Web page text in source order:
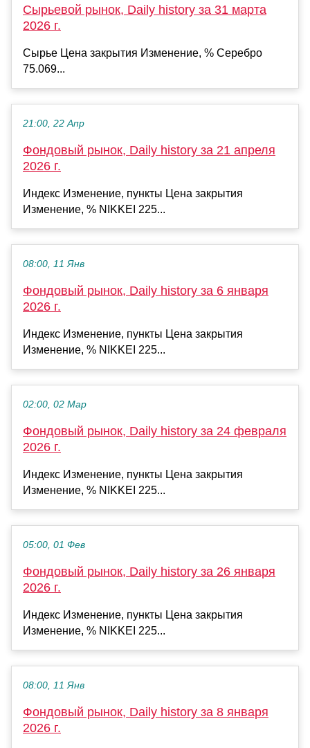
Сырьевой рынок, Daily history за 31 марта
2026 г.
Сырье Цена закрытия Изменение, % Серебро
75.069...
21:00, 22 Апр
Фондовый рынок, Daily history за 21 апреля
2026 г.
Индекс Изменение, пункты Цена закрытия
Изменение, % NIKKEI 225...
08:00, 11 Янв
Фондовый рынок, Daily history за 6 января
2026 г.
Индекс Изменение, пункты Цена закрытия
Изменение, % NIKKEI 225...
02:00, 02 Мар
Фондовый рынок, Daily history за 24 февраля
2026 г.
Индекс Изменение, пункты Цена закрытия
Изменение, % NIKKEI 225...
05:00, 01 Фев
Фондовый рынок, Daily history за 26 января
2026 г.
Индекс Изменение, пункты Цена закрытия
Изменение, % NIKKEI 225...
08:00, 11 Янв
Фондовый рынок, Daily history за 8 января
2026 г.